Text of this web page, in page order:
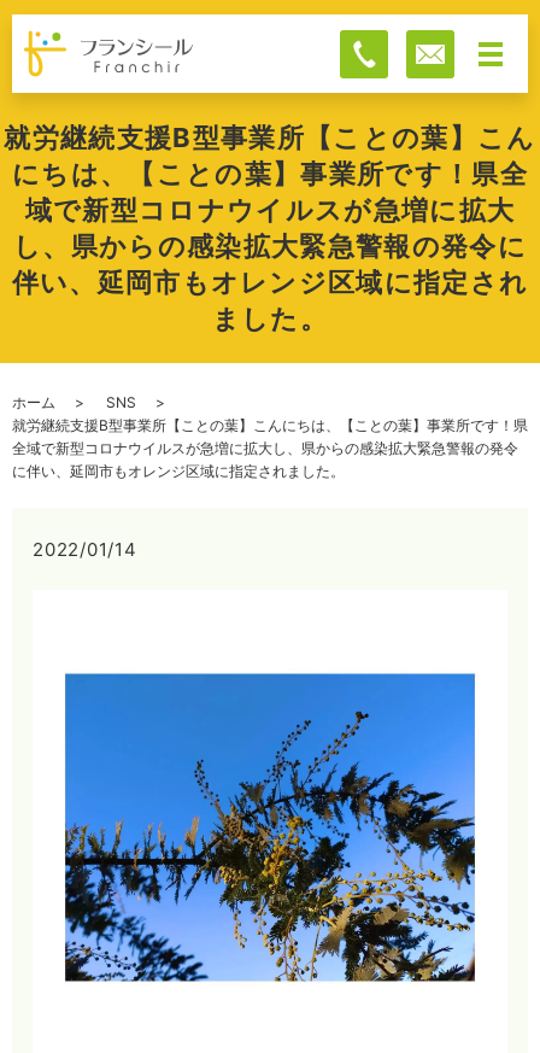
就労継続支援B型事業所【ことの葉】こん
にちは、【ことの葉】事業所です！県全
域で新型コロナウイルスが急増に拡大
し、県からの感染拡大緊急警報の発令に
伴い、延岡市もオレンジ区域に指定され
ました。
ホーム
SNS
就労継続支援B型事業所【ことの葉】こんにちは、【ことの葉】事業所です！県
全域で新型コロナウイルスが急増に拡大し、県からの感染拡大緊急警報の発令
に伴い、延岡市もオレンジ区域に指定されました。
2022/01/14